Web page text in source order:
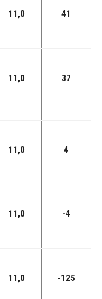
11,0 41
11,0 37
11,0 4
11,0 -4
11,0 -125